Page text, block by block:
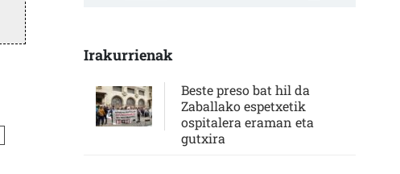
Irakurrienak
Beste preso bat hil da
Zaballako espetxetik
ospitalera eraman eta
gutxira